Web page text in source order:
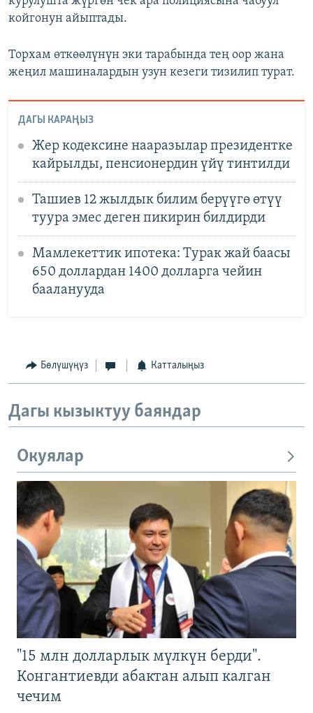
койгонун айыптады.
Торхам өткөөлүнүн эки тарабында тең оор жана
жеңил машиналардын узун кезеги тизилип турат.
ДАГЫ КАРАҢЫЗ
Жер кодексине нааразылар президентке
кайрылды, пенсионердин үйү тинтилди
Ташиев 12 жылдык билим берүүгө өтүү
туура эмес деген пикирин билдирди
Мамлекеттик ипотека: Турак жай баасы
650 доллардан 1400 долларга чейин
бааланууда
Бөлүшүңүз Катталыңыз
Дагы кызыктуу баяндар
Окуялар
"15 млн долларлык мүлкүн берди".
Конгантиевди абактан алып калган
чечим